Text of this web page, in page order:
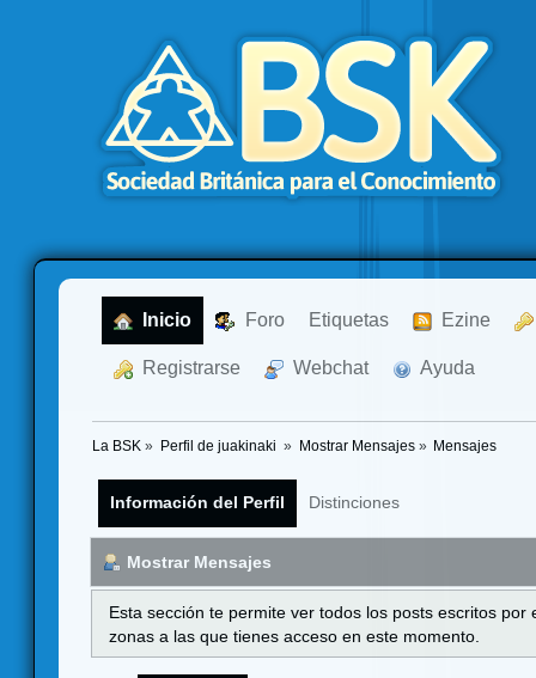
Inicio Foro Etiquetas Ezine
Registrarse Webchat Ayuda
La BSK » Perfil de juakinaki » Mostrar Mensajes» Mensajes
Información del Perfil Distinciones
Mostrar Mensajes
Esta sección te permite ver todos los posts escritos
zonas a las que tienes acceso en este momento.